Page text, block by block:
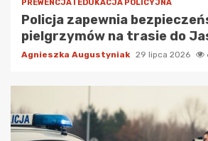
PREWENCJA I EDUKACJA POLICYJNA
Policja zapewnia
pielgrzymów na trasie do
Agnieszka Augustyniak 29 lipca 2026